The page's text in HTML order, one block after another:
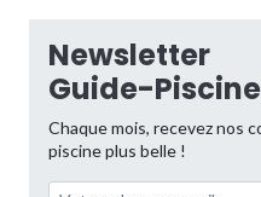
Newsletter
Guide-Piscine
Chaque mois, recevez nos
piscine plus belle !